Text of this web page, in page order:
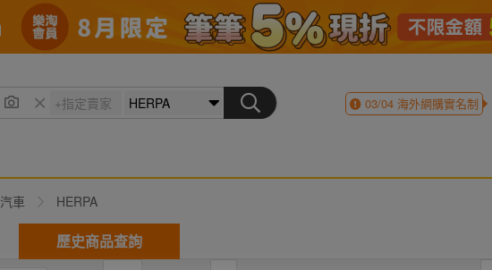
03/04海外網購實名制
汽車 HERPA
歷史商品查詢